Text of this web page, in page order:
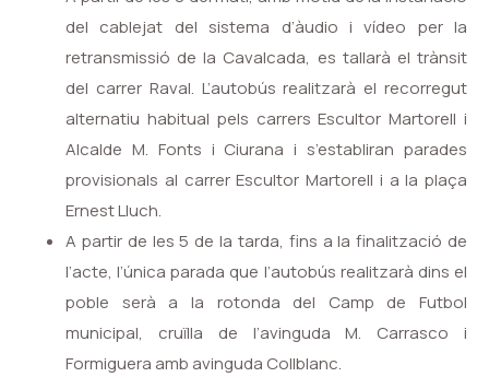
del cablejat del sistema d’àudio i vídeo per la
retransmissió de la Cavalcada, es tallarà el trànsit
del carrer Raval. L’autobús realitzarà el recorregut
alternatiu habitual pels carrers Escultor Martorell i
Alcalde M. Fonts i Ciurana i s’establiran parades
provisionals al carrer Escultor Martorell i a la plaça
Ernest Lluch.
A partir de les 5 de la tarda, fins a la finalització de
l’acte, l’única parada que l’autobús realitzarà dins el
poble serà a la rotonda del Camp de Futbol
municipal, cruïlla de l’avinguda M. Carrasco i
Formiguera amb avinguda Collblanc.